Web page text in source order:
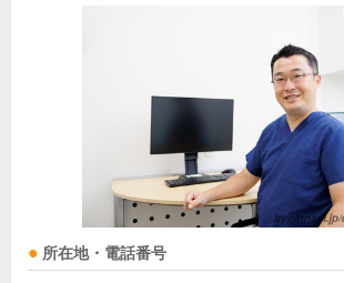
所在地・電話番号